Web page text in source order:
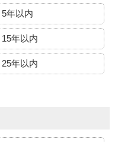
5年以内
15年以内
25年以内